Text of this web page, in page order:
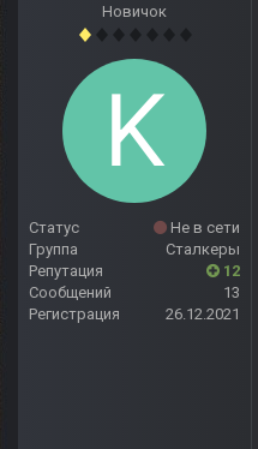
Новичок
Статус
Не в сети
Группа
Сталкеры
Репутация
12
Сообщений
13
Регистрация
26.12.2021